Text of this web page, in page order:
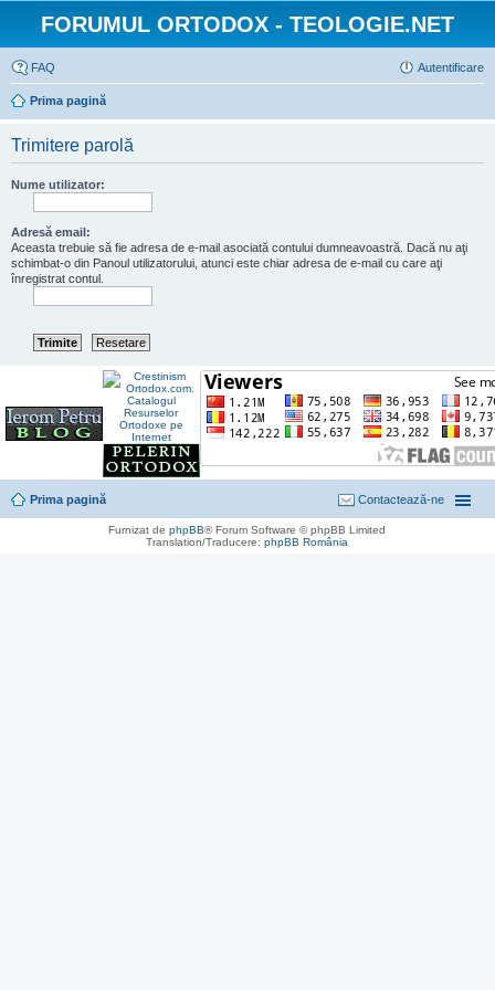
FORUMUL ORTODOX - TEOLOGIE.NET
FAQ Autentificare
Prima pagină
Trimitere parolă
Nume utilizator:
Adresă email:
Aceasta trebuie să fie adresa de e-mail asociată contului dumneavoastră. Dacă nu aţi
schimbat-o din Panoul utilizatorului, atunci este chiar adresa de e-mail cu care aţi
înregistrat contul.
Prima pagină Contactează-ne
Furnizat dephpBB® Forum Software © phpBB Limited
Translation/Traducere:phpBB România